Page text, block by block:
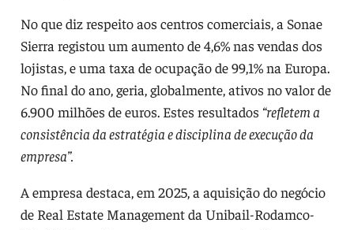
No que diz respeito aos centros comerciais, a Sonae
Sierra registou um aumento de 4,6% nas vendas dos
lojistas, e uma taxa de ocupação de 99,1% na Europa.
No final do ano, geria, globalmente, ativos no valor de
6.900 milhões de euros. Estes resultados “refletem a
consistência da estratégia e disciplina de execução da
empresa”.
A empresa destaca, em 2025, a aquisição do negócio
de Real Estate Management da Unibail-Rodamco-